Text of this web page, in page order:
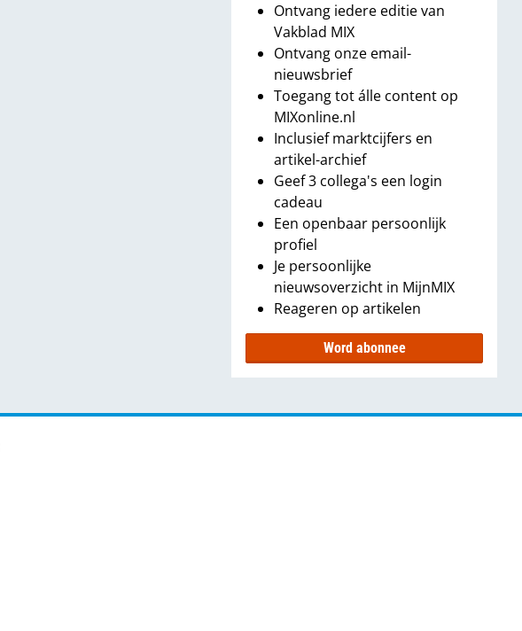
Ontvang iedere editie van
Vakblad MIX
Ontvang onze email-
nieuwsbrief
Toegang tot álle content op
MIXonline.nl
Inclusief marktcijfers en
artikel-archief
Geef 3 collega's een login
cadeau
Een openbaar persoonlijk
profiel
Je persoonlijke
nieuwsoverzicht in MijnMIX
Reageren op artikelen
Word abonnee